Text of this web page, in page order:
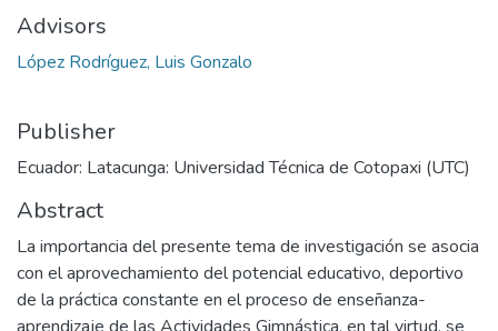
Advisors
López Rodríguez, Luis Gonzalo
Publisher
Ecuador: Latacunga: Universidad Técnica de Cotopaxi (UTC)
Abstract
La importancia del presente tema de investigación se asocia
con el aprovechamiento del potencial educativo, deportivo
de la práctica constante en el proceso de enseñanza-